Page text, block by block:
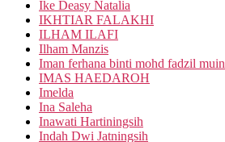
Ike Deasy Natalia
IKHTIAR FALAKHI
ILHAM ILAFI
Ilham Manzis
Iman ferhana binti mohd fadzil muin
IMAS HAEDAROH
Imelda
Ina Saleha
Inawati Hartiningsih
Indah Dwi Jatningsih